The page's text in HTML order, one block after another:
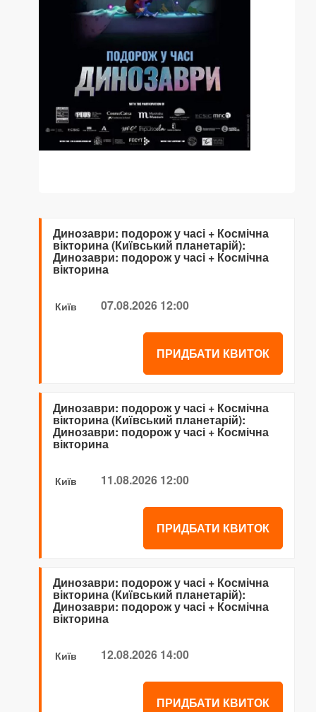
Динозаври: подорож у часі + Космічна
вікторина (Київський планетарій):
Динозаври: подорож у часі + Космічна
вікторина
Київ 07.08.2026 12:00
ПРИДБАТИ КВИТОК
Динозаври: подорож у часі + Космічна
вікторина (Київський планетарій):
Динозаври: подорож у часі + Космічна
вікторина
Київ 11.08.2026 12:00
ПРИДБАТИ КВИТОК
Динозаври: подорож у часі + Космічна
вікторина (Київський планетарій):
Динозаври: подорож у часі + Космічна
вікторина
Київ 12.08.2026 14:00
ПРИДБАТИ КВИТОК